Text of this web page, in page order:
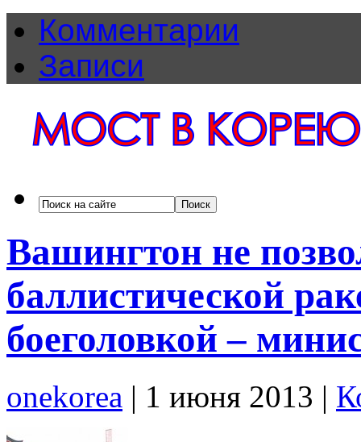
Комментарии
Записи
Вашингтон не
баллистической
боеголовкой –
onekorea | 1 июня 2013 |